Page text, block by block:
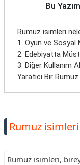
Bu
Rumuz isimleri
1. Oyun ve Sosyal
2. Edebiyatta
3. Diğer Kullanım
Yaratıcı Bir
Rumuz
Rumuz isimleri,